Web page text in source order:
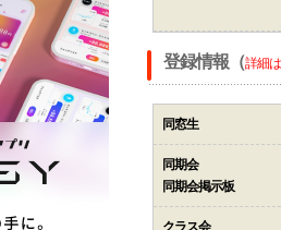
登録情報（詳細
同窓生
同期会
同期会掲示板
クラス会